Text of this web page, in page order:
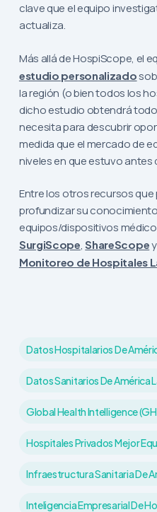
clave que el equipo
actualiza.
Más allá de HospiScope, el
estudio personalizado
la región (o bien todos los
dicho estudio obtendrá
necesita para descubrir
medida que el mercado de
niveles en que estuvo antes
Entre los otros recursos que
profundizar su
equipos/dispositivos
SurgiScope,ShareScope
Monitoreo de Hospitales
Datos Hospitalarios De
Datos Sanitarios De América
Global Health Intelligence
Hospitales Privados Mejor
Infraestructura Sanitaria De
Inteligencia Empresarial De